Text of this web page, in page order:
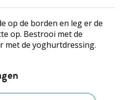
op de borden en leg er de
op. Bestrooi met de
met de yoghurtdressing.